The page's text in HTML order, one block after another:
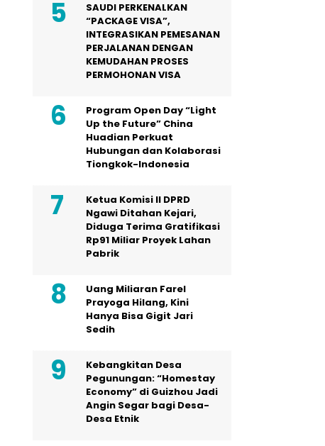
SAUDI PERKENALKAN
“PACKAGE VISA”,
INTEGRASIKAN PEMESANAN
PERJALANAN DENGAN
KEMUDAHAN PROSES
PERMOHONAN VISA
Program Open Day “Light
Up the Future” China
Huadian Perkuat
Hubungan dan Kolaborasi
Tiongkok-Indonesia
Ketua Komisi II DPRD
Ngawi Ditahan Kejari,
Diduga Terima Gratifikasi
Rp91 Miliar Proyek Lahan
Pabrik
Uang Miliaran Farel
Prayoga Hilang, Kini
Hanya Bisa Gigit Jari
Sedih
Kebangkitan Desa
Pegunungan: “Homestay
Economy” di Guizhou Jadi
Angin Segar bagi Desa-
Desa Etnik